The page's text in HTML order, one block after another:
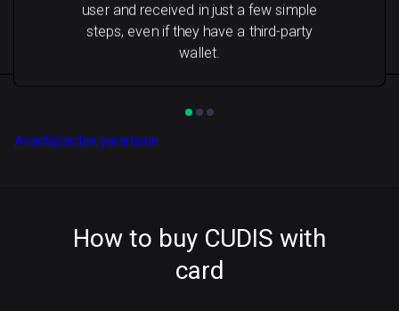
user and received in just a few simple
steps, even if they have a third-party
wallet.
Avantajlardan yararlanın
How to buy CUDIS with
card